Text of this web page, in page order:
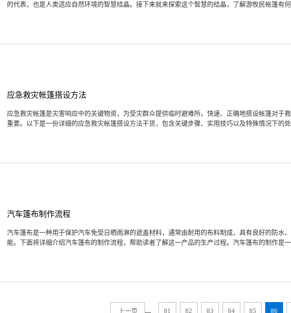
的代表，也是人类适应自然环境的智慧结晶。接下来就来探索这个智慧的结晶，了解游牧民帐篷有
应急救灾帐篷搭设方法
应急救灾帐篷是灾害响应中的关键物资，为受灾群众提供临时避难所。快速、正确地搭设帐篷对于
重要。以下是一份详细的应急救灾帐篷搭设方法干货，包含关键步骤、实用技巧以及特殊情况下的
汽车篷布制作流程
汽车篷布是一种用于保护汽车免受日晒雨淋的遮盖材料，通常由耐用的布料制成，具有良好的防水
能。下面将详细介绍汽车篷布的制作流程，帮助读者了解这一产品的生产过程。汽车篷布的制作是
上一页 ... 81 82 83 84 85 86